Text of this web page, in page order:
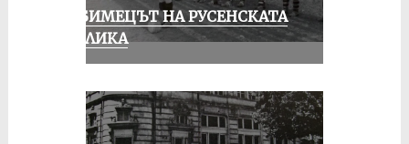
ЛЮБИМЕЦЪТ НА РУСЕНСКАТА
ПУБЛИКА